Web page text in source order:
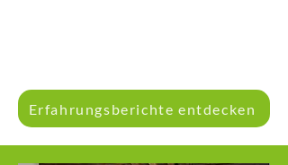
Erfahrungsberichte entdecken